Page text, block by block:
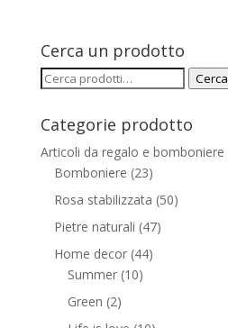
Cerca un prodotto
Cerca: Cerca
Categorie prodotto
Articoli da regalo e bomboniere
Bomboniere (23)
Rosa stabilizzata (50)
Pietre naturali (47)
Home decor (44)
Summer (10)
Green (2)